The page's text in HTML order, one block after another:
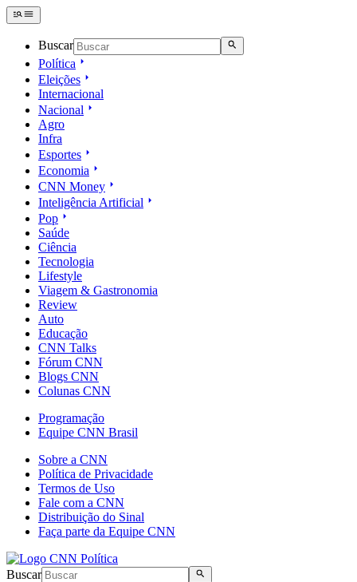
Buscar
Política
Eleições
Internacional
Nacional
Agro
Infra
Esportes
Economia
CNN Money
Inteligência Artificial
Pop
Saúde
Ciência
Tecnologia
Lifestyle
Viagem & Gastronomia
Review
Auto
Educação
CNN Talks
Fórum CNN
Blogs CNN
Colunas CNN
Programação
Equipe CNN Brasil
Sobre a CNN
Política de Privacidade
Termos de Uso
Fale com a CNN
Distribuição do Sinal
Faça parte da Equipe CNN
Buscar